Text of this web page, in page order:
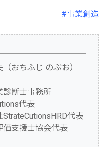
#事業創造
おちふじ のぶお）
診断士事務所
代表
StrateCutionsHRD代表
価支援士協会代表